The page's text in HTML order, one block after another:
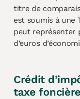
titre de
est soumis à une
peut représenter
d’euros
Crédit
taxe foncière